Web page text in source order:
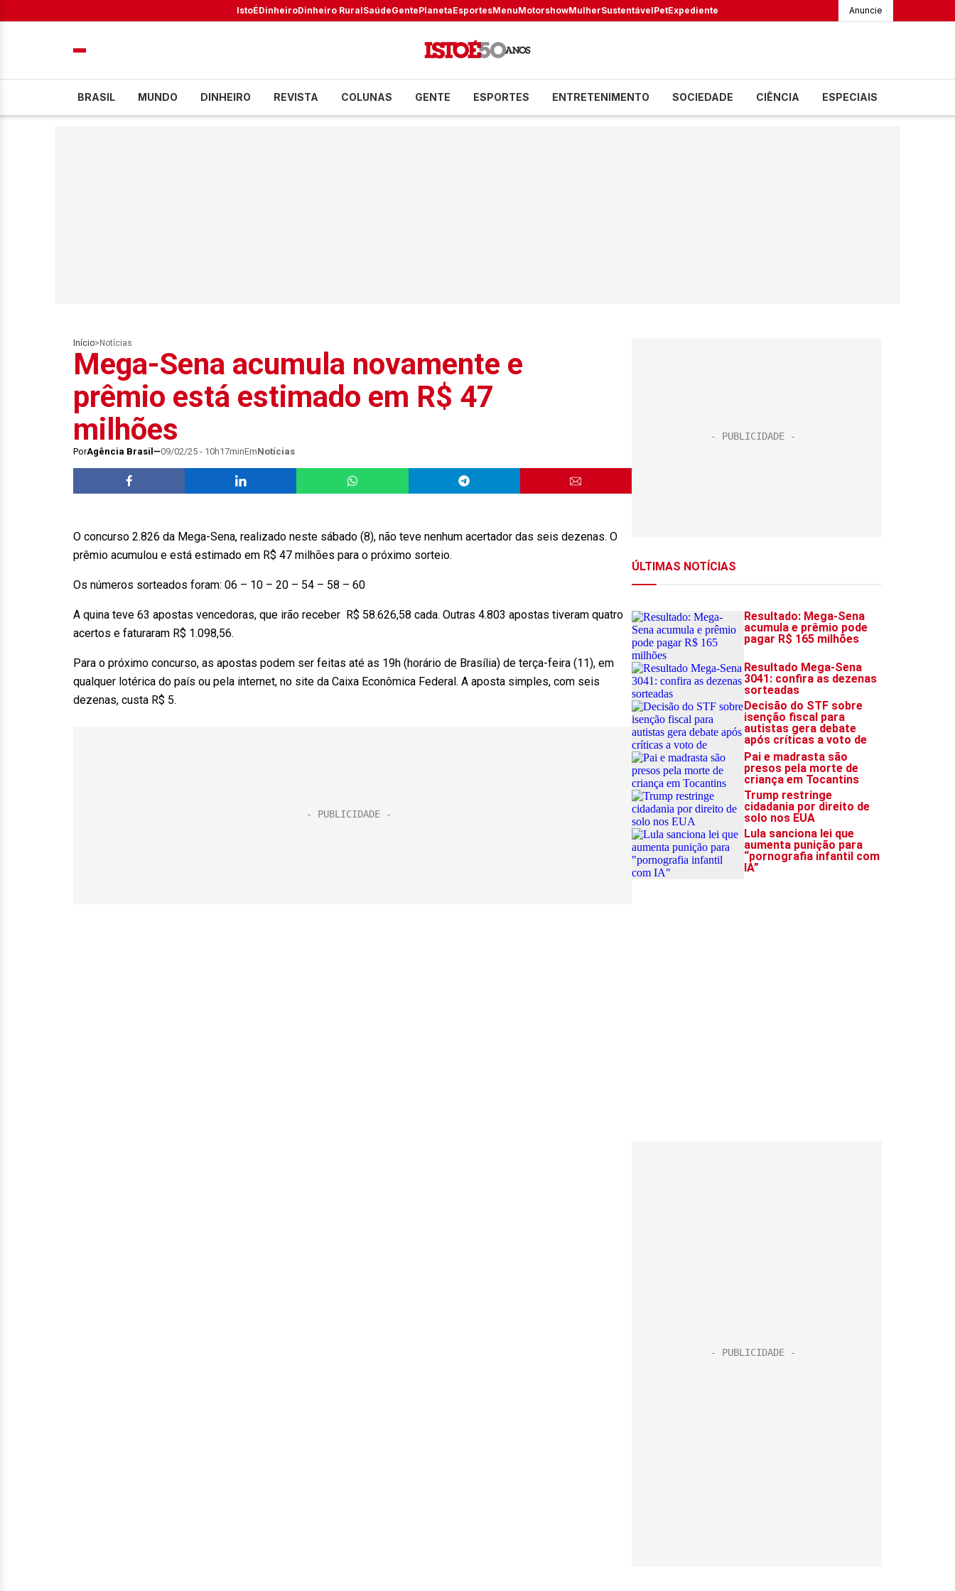
IstoÉDinheiroDinheiro RuralSaúdeGentePlanetaEsportesMenuMotorshowMulherSustentávelPetExpediente Anuncie
BRASIL MUNDO DINHEIRO REVISTA COLUNAS GENTE ESPORTES ENTRETENIMENTO SOCIEDADE CIÊNCIA ESPECIAIS
Início> Notícias
Mega-Sena acumula novamente e
prêmio está estimado em R$ 47
milhões
PorAgência Brasil 09/02/25 - 10h17minEmNotícias
O concurso 2.826 da Mega-Sena, realizado neste sábado (8), não teve nenhum acertador das seis dezenas. O
prêmio acumulou e está estimado em R$ 47 milhões para o próximo sorteio.
Os números sorteados foram: 06 – 10 – 20 – 54 – 58 – 60
A quina teve 63 apostas vencedoras, que irão receber R$ 58.626,58 cada. Outras 4.803 apostas tiveram quatro
acertos e faturaram R$ 1.098,56.
Para o próximo concurso, as apostas podem ser feitas até as 19h (horário de Brasília) de terça-feira (11), em
qualquer lotérica do país ou pela internet, no site da Caixa Econômica Federal. A aposta simples, com seis
dezenas, custa R$ 5.